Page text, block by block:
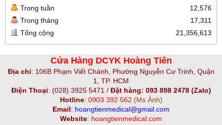
Trong tuần
12,576
Trong tháng
17,311
Tổng cộng
21,356,613
Cửa Hàng DCYK Hoàng Tiên
Địa chỉ: 106B Phạm Viết Chánh, Phường Nguyễn Cư Trinh, Quận
1, TP. HCM
Điện Thoại: (028) 3925 5471 / Đặt hàng: 093 898 2478 (Zalo)
Hotline: 0903 392 562 (Ms Ảnh)
Email: hoangtienmedical@gmail.com
Website: hoangtienmedical.com